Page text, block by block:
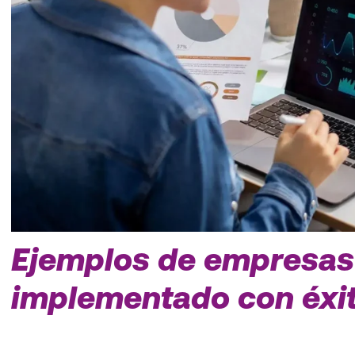
Ejemplos de
implementado con